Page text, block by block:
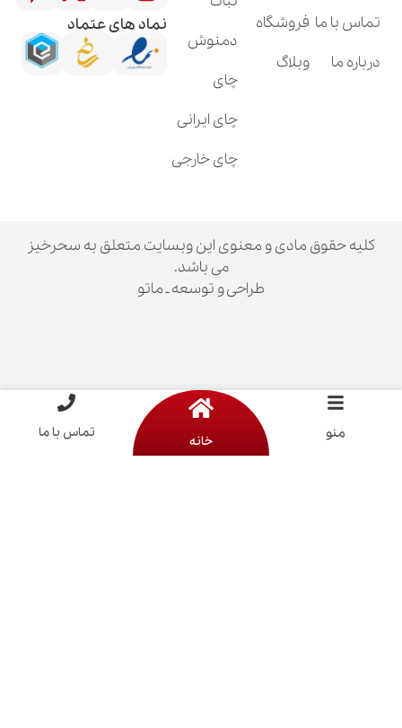
فروشگاه
وبلاگ
نماد های عتماد
مادی و معنوی این وبسایت متعلق به سحرخیز
طراحی و توسعه ـ ماتو
تماس با ما